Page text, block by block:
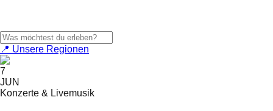
📍 Unsere Regionen
7
JUN
Konzerte & Livemusik